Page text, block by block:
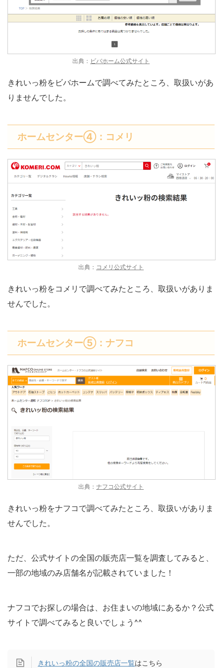
出典： ビバホーム公式サイト
きれいっ粉をビバホームで調べてみたところ、取扱いがあ
りませんでした。
ホームセンター④：コメリ
出典： コメリ公式サイト
きれいっ粉をコメリで調べてみたところ、取扱いがありま
せんでした。
ホームセンター⑤：ナフコ
出典： ナフコ公式サイト
きれいっ粉をナフコで調べてみたところ、取扱いがありま
せんでした。
ただ、公式サイトの全国の販売店一覧を調査してみると、
一部の地域のみ店舗名が記載されていました！
ナフコでお探しの場合は、お住まいの地域にあるか？公式
サイトで調べてみると良いでしょう^^
きれいっ粉の全国の販売店一覧はこちら